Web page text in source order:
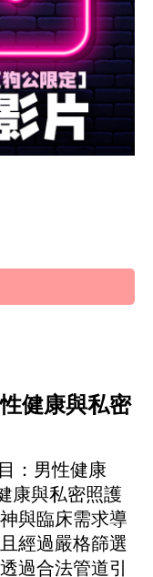
健康與私密
：男性健康
康與私密照護
與臨床需求導
經過嚴格篩選
過合法管道引